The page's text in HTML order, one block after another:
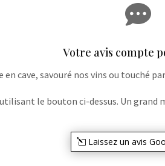

Votre avis compte
en cave, savouré nos vins ou touché
le bouton ci-dessus. Un grand
Laissez un avis